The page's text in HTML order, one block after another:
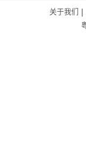
关于我们 |